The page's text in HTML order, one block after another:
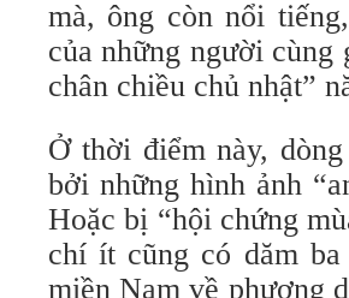
mà, ông còn nổi
của những người
chân chiều chủ nhật”
Ở thời điểm này,
bởi những hình ảnh
Hoặc bị “hội chứng
chí ít cũng có dăm
miền Nam về phương